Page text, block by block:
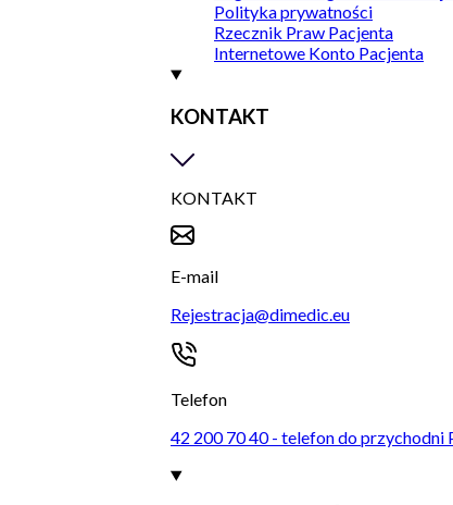
Polityka prywatności
Rzecznik Praw Pacjenta
Internetowe Konto Pacjenta
KONTAKT
KONTAKT
E-mail
Rejestracja@dimedic.eu
Telefon
42 200 70 40 - telefon do przychodni